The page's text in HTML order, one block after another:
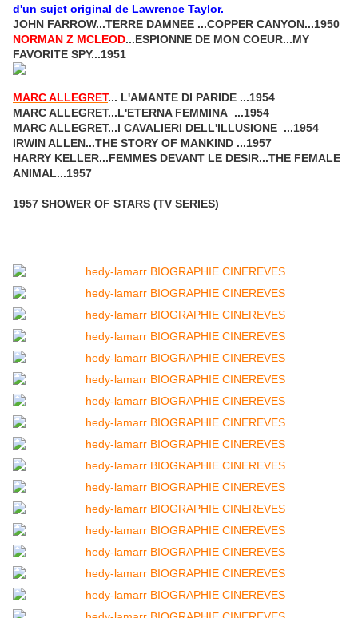
d'un sujet original de Lawrence Taylor.
JOHN FARROW...TERRE DAMNEE ...COPPER CANYON...1950
NORMAN Z MCLEOD...ESPIONNE DE MON COEUR...MY
FAVORITE SPY...1951
MARC ALLEGRET... L'AMANTE DI PARIDE ...1954
MARC ALLEGRET...L'ETERNA FEMMINA ...1954
MARC ALLEGRET...I CAVALIERI DELL'ILLUSIONE ...1954
IRWIN ALLEN...THE STORY OF MANKIND ...1957
HARRY KELLER...FEMMES DEVANT LE DESIR...THE FEMALE
ANIMAL...1957
1957 SHOWER OF STARS (TV SERIES)